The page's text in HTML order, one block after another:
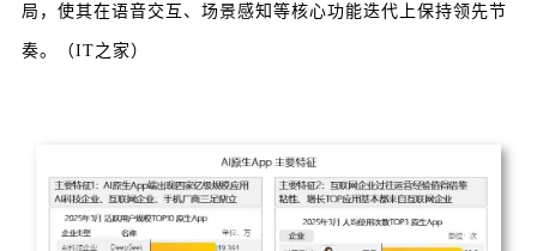
局，使其在语音交互、场景感知等核心功能迭代上保持领先节
奏。（IT之家）